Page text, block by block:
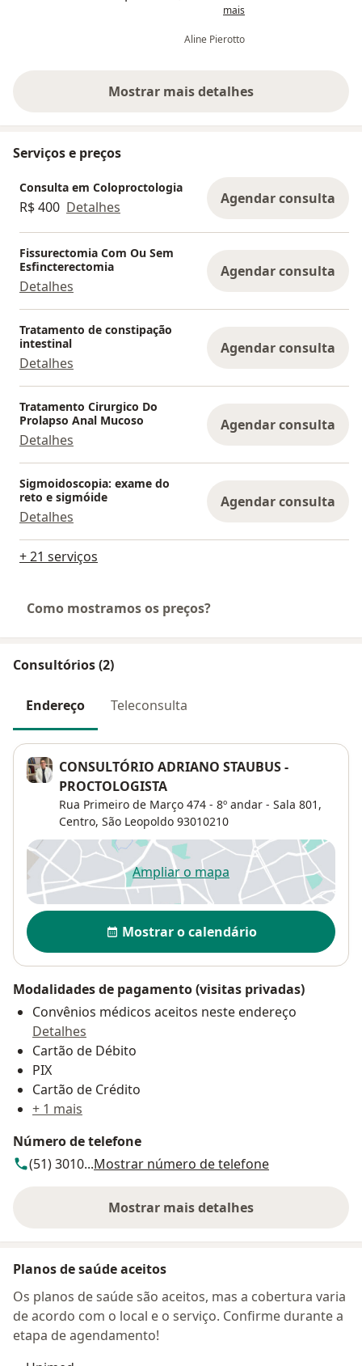
atendimento no horário agendado
e ele muito bom no atendimento.
mais
Aline Pierotto
Mostrar mais detalhes
sobre a experiência
Serviços e preços
Consulta em Coloproctologia
R$ 400 Detalhes Agendar consulta
Fissurectomia Com Ou Sem
Esfincterectomia
Detalhes
Agendar consulta
Tratamento de constipação
intestinal
Detalhes
Agendar consulta
Tratamento Cirurgico Do
Prolapso Anal Mucoso
Detalhes
Agendar consulta
Sigmoidoscopia: exame do
reto e sigmóide
Detalhes
Agendar consulta
+ 21 serviços
Como mostramos os preços?
Consultórios (2)
Endereço Teleconsulta
CONSULTÓRIO ADRIANO STAUBUS -
PROCTOLOGISTA
Rua Primeiro de Março 474 - 8º andar - Sala 801,
Centro, São Leopoldo 93010210
Ampliar o mapaabre num novo separador
Disponibilidade
Mostrar o calendário
Modalidades de pagamento (visitas privadas)
Convênios médicos aceitos neste endereço
Detalhes
Cartão de Débito
PIX
Cartão de Crédito
+ 1 mais
Número de telefone
(51) 3010...Mostrar número de telefone
Mostrar mais detalhes
sobre o endereço
Planos de saúde aceitos
Os planos de saúde são aceitos, mas a cobertura varia
de acordo com o local e o serviço. Confirme durante a
etapa de agendamento!